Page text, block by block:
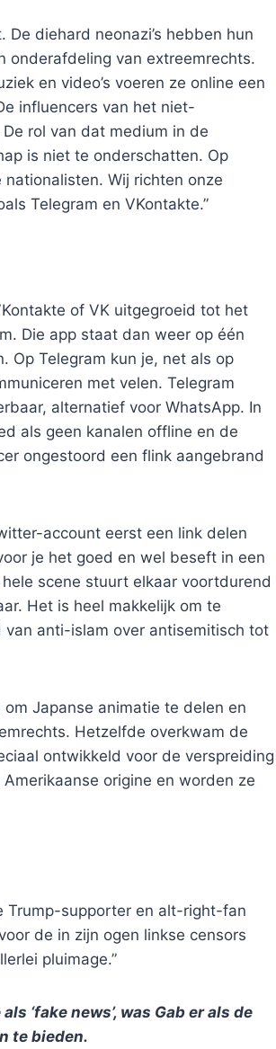
diehard neonazi’s hebben hun
onderafdeling van extreemrechts.
en video’s voeren ze online een
influencers van het niet-
rol van dat medium in de
is niet te onderschatten. Op
Wij richten onze
Telegram en VKontakte.”
of VK uitgegroeid tot het
Die app staat dan weer op één
Op Telegram kun je, net als op
met velen. Telegram
alternatief voor WhatsApp. In
als geen kanalen offline en de
ongestoord een flink aangebrand
account eerst een link delen
je het goed en wel beseft in een
scene stuurt elkaar voortdurend
Het is heel makkelijk om te
anti-islam over antisemitisch tot
Japanse animatie te delen en
Hetzelfde overkwam de
ontwikkeld voor de verspreiding
Amerikaanse origine en worden ze
Trump-supporter en alt-right-fan
de in zijn ogen linkse censors
pluimage.”
‘fake news’, was Gab er als de
te bieden.